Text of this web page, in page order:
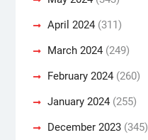
April 2024(311)
March 2024(249)
February 2024(260)
January 2024(255)
December 2023(345)